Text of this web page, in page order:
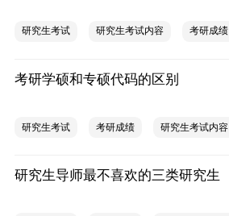
研究生考试 研究生考试内容 考研成绩
考研学硕和专硕代码的区别
研究生考试 考研成绩 研究生考试内容
研究生导师最不喜欢的三类研究生